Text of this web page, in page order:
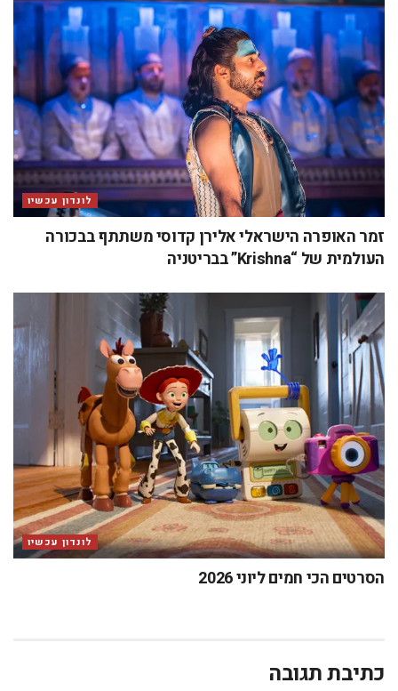
לונדון עכשיו
זמר האופרה הישראלי אלירן קדוסי משתתף בבכורה
העולמית של “Krishna” בבריטניה
לונדון עכשיו
הסרטים הכי חמים ליוני 2026
כתיבת תגובה